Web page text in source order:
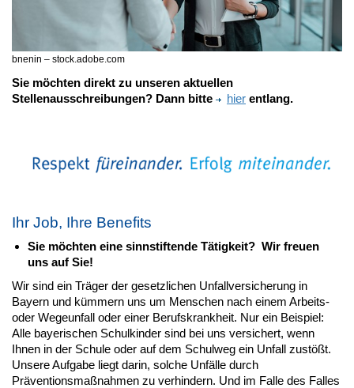
bnenin – stock.adobe.com
Sie möchten direkt zu unseren aktuellen
Stellenausschreibungen? Dann bitte
hier entlang.
Ihr Job, Ihre Benefits
Sie möchten eine sinnstiftende Tätigkeit? Wir freuen
uns auf Sie!
Wir sind ein Träger der gesetzlichen Unfallversicherung in
Bayern und kümmern uns um Menschen nach einem Arbeits-
oder Wegeunfall oder einer Berufskrankheit. Nur ein Beispiel:
Alle bayerischen Schulkinder sind bei uns versichert, wenn
Ihnen in der Schule oder auf dem Schulweg ein Unfall zustößt.
Unsere Aufgabe liegt darin, solche Unfälle durch
Präventionsmaßnahmen zu verhindern. Und im Falle des Falles